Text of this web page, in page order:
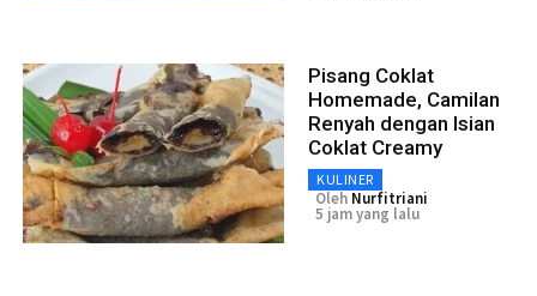
Pisang Coklat
Homemade, Camilan
Renyah dengan Isian
Coklat Creamy
KULINER
Oleh Nurfitriani
5 jam yang lalu